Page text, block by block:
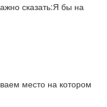
сказать:Я бы на
место на котором